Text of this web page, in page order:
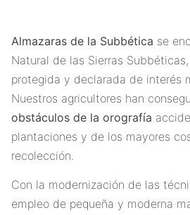
Almazaras de la Subbética se
Natural de las Sierras
protegida y declarada de interés
Nuestros agricultores han
obstáculos de la orografía
plantaciones y de los mayores
recolección.
Con la modernización de las
empleo de pequeña y moderna